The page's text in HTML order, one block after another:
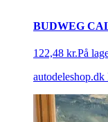
BUDWEG
122,48 kr.På
autodeleshop.dk